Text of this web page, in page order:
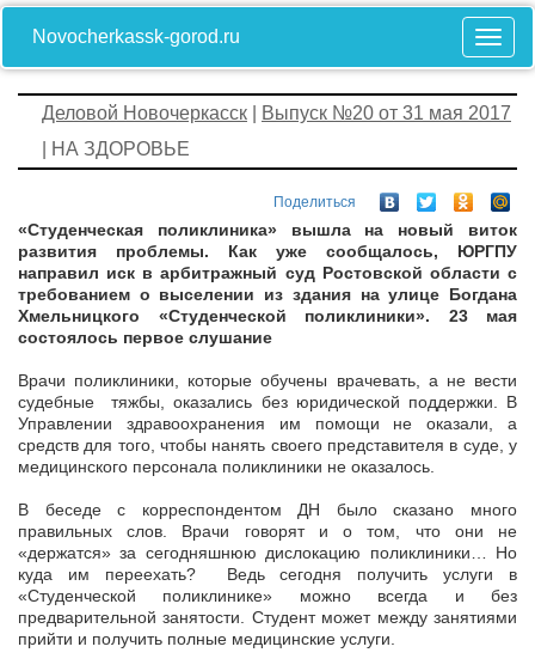
Novocherkassk-gorod.ru
Деловой Новочеркасск
Выпуск №20 от 31 мая 2017
| НА ЗДОРОВЬЕ
Поделиться
«Студенческая поликлиника» вышла на новый виток
развития проблемы. Как уже сообщалось, ЮРГПУ
направил иск в арбитражный суд Ростовской области с
требованием о выселении из здания на улице Богдана
Хмельницкого «Студенческой поликлиники». 23 мая
состоялось первое слушание
Врачи поликлиники, которые обучены врачевать, а не вести
судебные тяжбы, оказались без юридической поддержки. В
Управлении здравоохранения им помощи не оказали, а
средств для того, чтобы нанять своего представителя в суде, у
медицинского персонала поликлиники не оказалось.
В беседе с корреспондентом ДН было сказано много
правильных слов. Врачи говорят и о том, что они не
«держатся» за сегодняшнюю дислокацию поликлиники… Но
куда им переехать? Ведь сегодня получить услуги в
«Студенческой поликлинике» можно всегда и без
предварительной занятости. Студент может между занятиями
прийти и получить полные медицинские услуги.